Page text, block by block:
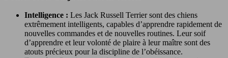
Intelligence : Les Jack Russell Terrier sont des chiens
extrêmement intelligents, capables d’apprendre rapidement de
nouvelles commandes et de nouvelles routines. Leur soif
d’apprendre et leur volonté de plaire à leur maître sont des
atouts précieux pour la discipline de l’obéissance.